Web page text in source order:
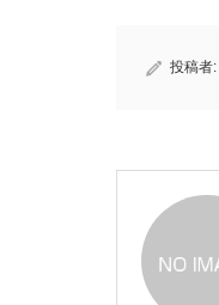
投稿者: